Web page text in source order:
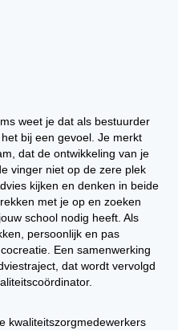
weet je dat als bestuurder
bij een gevoel. Je merkt
dat de ontwikkeling van je
vinger niet op de zere plek
kijken en denken in beide
met je op en zoeken
school nodig heeft. Als
persoonlijk en pas
Een samenwerking
dat wordt vervolgd
kwaliteitszorgmedewerkers